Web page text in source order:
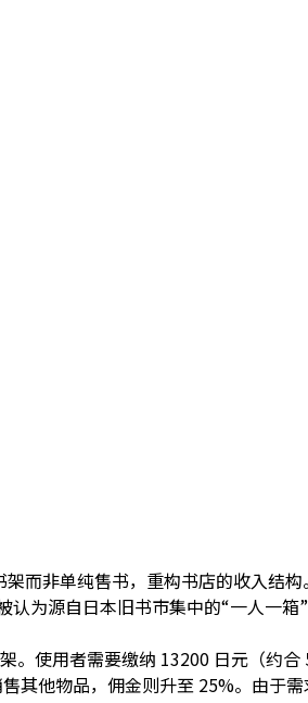
架而非单纯售书，重构书店的收入结构。
认为源自日本旧书市集中的“一人一箱”
。使用者需要缴纳 13200 日元（约合
他物品，佣金则升至 25%。由于需